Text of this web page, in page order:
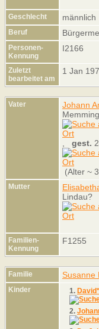
Geschlecht männlich
Beruf
Personen-
Kennung
I2166
Zuletzt
bearbeitet am
1 Jan
Vater Johann
gest.
(Alter ~
Mutter
Lindau?
Familien-
Kennung
F1255
Familie Susanne
Kinder 1.
2.